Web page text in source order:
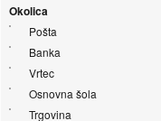
Okolica
Pošta
Banka
Vrtec
Osnovna šola
Trgovina